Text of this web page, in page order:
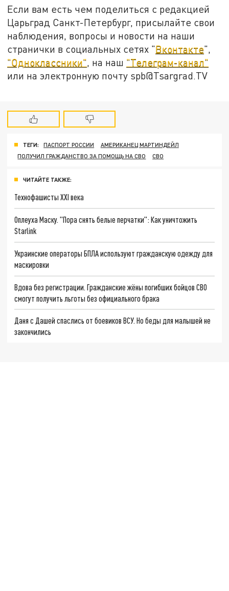
Если вам есть чем поделиться с редакцией
Царьград Санкт-Петербург, присылайте свои
наблюдения, вопросы и новости на наши
странички в социальных сетях "Вконтакте",
"Одноклассники", на наш "Телеграм-канал"
или на электронную почту spb@Tsargrad.TV
ТЕГИ: ПАСПОРТ РОССИИ
АМЕРИКАНЕЦ МАРТИНДЕЙЛ
ПОЛУЧИЛ ГРАЖДАНСТВО ЗА ПОМОЩЬ НА СВО
СВО
ЧИТАЙТЕ ТАКЖЕ:
Технофашисты XXI века
Оплеуха Маску. "Пора снять белые перчатки": Как уничтожить
Starlink
Украинские операторы БПЛА используют гражданскую одежду для
маскировки
Вдова без регистрации. Гражданские жёны погибших бойцов СВО
смогут получить льготы без официального брака
Даня с Дашей спаслись от боевиков ВСУ. Но беды для малышей не
закончились